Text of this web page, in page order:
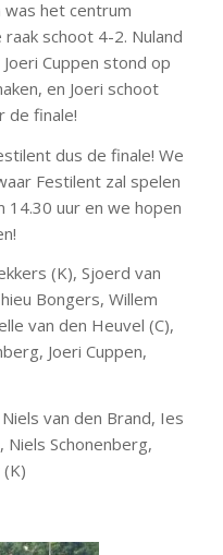
was het centrum
schoot 4-2. Nuland
Cuppen stond op
en Joeri schoot
de finale!
dus de finale! We
Festilent zal spelen
14.30 uur en we hopen
(K), Sjoerd van
Bongers, Willem
van den Heuvel (C),
Joeri Cuppen,
van den Brand, Ies
Niels Schonenberg,